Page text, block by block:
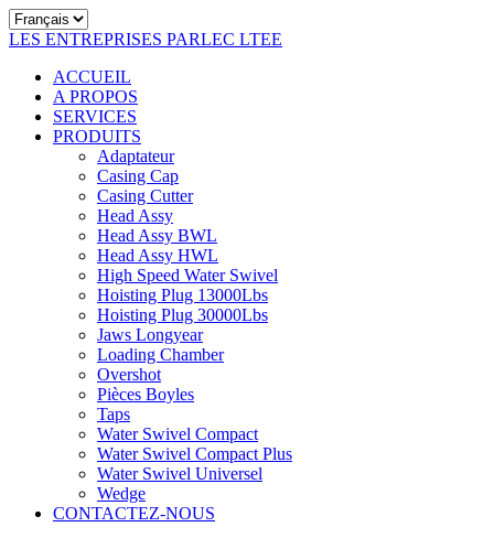
LES ENTREPRISES PARLEC LTEE
ACCUEIL
A PROPOS
SERVICES
PRODUITS
Adaptateur
Casing Cap
Casing Cutter
Head Assy
Head Assy BWL
Head Assy HWL
High Speed Water Swivel
Hoisting Plug 13000Lbs
Hoisting Plug 30000Lbs
Jaws Longyear
Loading Chamber
Overshot
Pièces Boyles
Taps
Water Swivel Compact
Water Swivel Compact Plus
Water Swivel Universel
Wedge
CONTACTEZ-NOUS